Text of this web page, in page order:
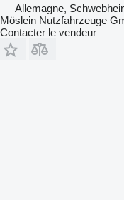
Allemagne,
Möslein Nutzfahrzeuge
Contacter le vendeur